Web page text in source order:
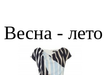
Весна -